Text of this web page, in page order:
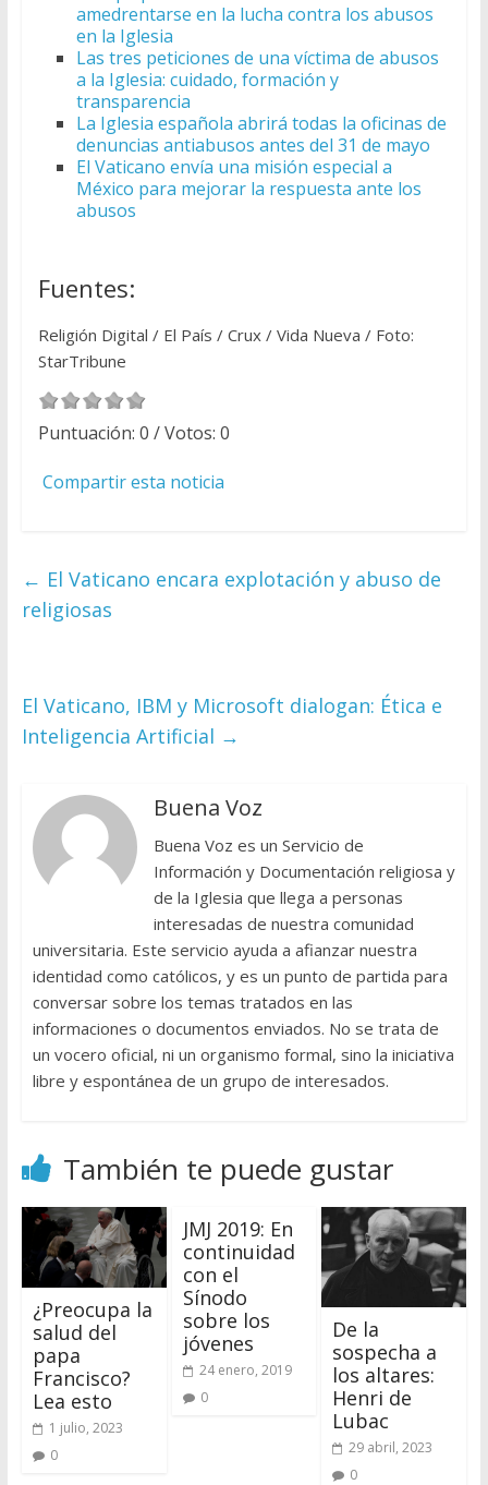
amedrentarse en la lucha contra los abusos
en la Iglesia
Las tres peticiones de una víctima de abusos
a la Iglesia: cuidado, formación y
transparencia
La Iglesia española abrirá todas la oficinas de
denuncias antiabusos antes del 31 de mayo
El Vaticano envía una misión especial a
México para mejorar la respuesta ante los
abusos
Fuentes:
Religión Digital / El País / Crux / Vida Nueva / Foto:
StarTribune
Puntuación: 0 / Votos: 0
Compartir esta noticia
← El Vaticano encara explotación y abuso de
religiosas
El Vaticano, IBM y Microsoft dialogan: Ética e
Inteligencia Artificial →
Buena Voz
Buena Voz es un Servicio de
Información y Documentación religiosa y
de la Iglesia que llega a personas
interesadas de nuestra comunidad
universitaria. Este servicio ayuda a afianzar nuestra
identidad como católicos, y es un punto de partida para
conversar sobre los temas tratados en las
informaciones o documentos enviados. No se trata de
un vocero oficial, ni un organismo formal, sino la iniciativa
libre y espontánea de un grupo de interesados.
También te puede gustar
¿Preocupa la
salud del
papa
Francisco?
Lea esto
1 julio, 2023
0
JMJ 2019: En
continuidad
con el
Sínodo
sobre los
jóvenes
24 enero, 2019
0
De la
sospecha a
los altares:
Henri de
Lubac
29 abril, 2023
0